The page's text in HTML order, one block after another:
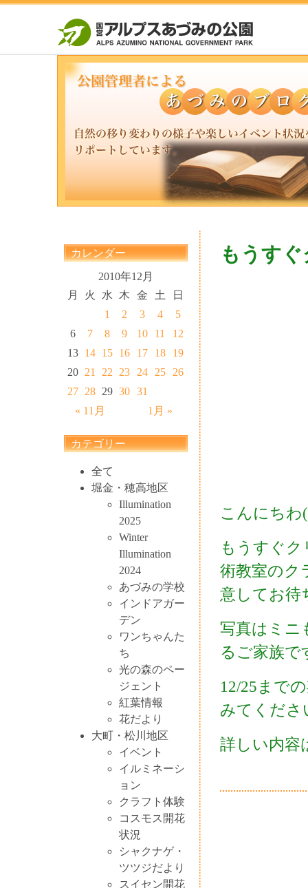
カレンダー
2010年12月
月
火 水 木 金 土 日
« 11月 1月 »
1 2 3 4
5
6
7 8 9 10 11
12
13 14 15 16 17 18
19
20 21 22 23 24 25
26
27 28 29 30 31
カテゴリー
全て
堀金・穂高地区
Illumination
2025
Winter
Illumination
2024
あづみの学校
インドアガー
デン
ワンちゃんた
ち
光の森のペー
ジェント
紅葉情報
花だより
大町・松川地区
イベント
イルミネーシ
ョン
クラフト体験
コスモス開花
状況
シャクナゲ・
ツツジだより
スイセン開花
もうす
こんにちわ
もうすぐ
術教室のク
意してお待
写真はミニ
るご家族で
12/25まで
みてくださ
詳しい内容